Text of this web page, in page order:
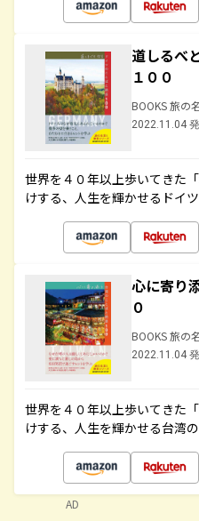
道しるべ
１００
BOOKS 旅の
2022.11.04
世界を４０年以上歩いてきた
けする、人生を輝かせるドイ
心に寄り
０
BOOKS 旅の
2022.11.04
世界を４０年以上歩いてきた
けする、人生を輝かせる台湾
AD